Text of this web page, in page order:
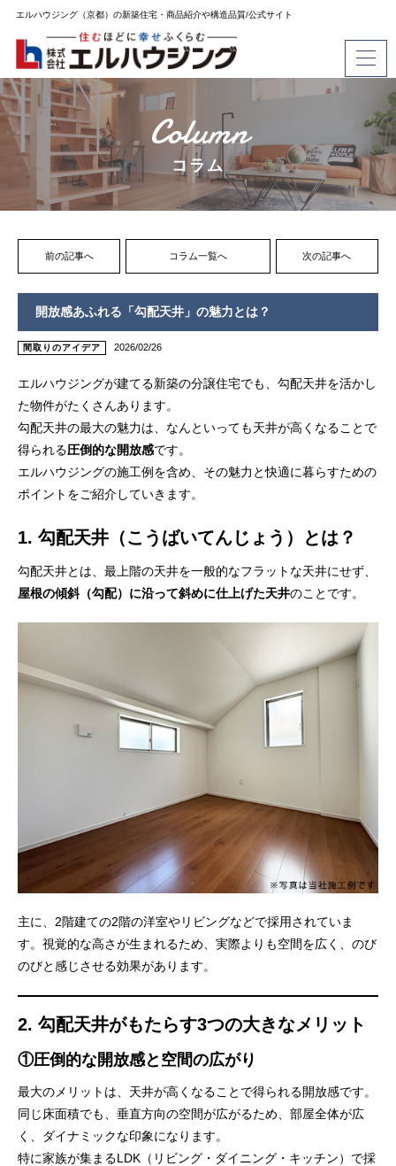
エルハウジング（京都）の新築住宅・商品紹介や構造品質/公式サイト
Column
コラム
前の記事へ コラム一覧へ 次の記事へ
開放感あふれる「勾配天井」の魅力とは？
間取りのアイデア 2026/02/26
エルハウジングが建てる新築の分譲住宅でも、勾配天井を活かし
た物件がたくさんあります。
勾配天井の最大の魅力は、なんといっても天井が高くなることで
得られる圧倒的な開放感です。
エルハウジングの施工例を含め、その魅力と快適に暮らすための
ポイントをご紹介していきます。
1. 勾配天井（こうばいてんじょう）とは？
勾配天井とは、最上階の天井を一般的なフラットな天井にせず、
屋根の傾斜（勾配）に沿って斜めに仕上げた天井のことです。
主に、2階建ての2階の洋室やリビングなどで採用されていま
す。視覚的な高さが生まれるため、実際よりも空間を広く、のび
のびと感じさせる効果があります。
2. 勾配天井がもたらす3つの大きなメリット
①圧倒的な開放感と空間の広がり
最大のメリットは、天井が高くなることで得られる開放感です。
同じ床面積でも、垂直方向の空間が広がるため、部屋全体が広
く、ダイナミックな印象になります。
特に家族が集まるLDK（リビング・ダイニング・キッチン）で採